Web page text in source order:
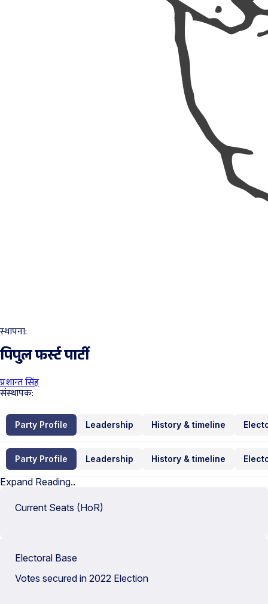
स्थापना:
पिपुल फर्स्ट पार्टी
प्रशान्त सिंह
संस्थापक:
Party Profile Leadership History & timeline
Party Profile Leadership History & timeline
Expand Reading..
Current Seats (HoR)
Electoral Base
Votes secured in 2022 Election